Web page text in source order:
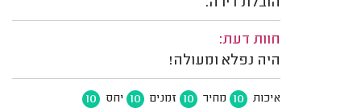
הובלת דירה.
חוות דעת:
היה נפלא ומעולה!
איכות 10 מחיר 10 זמנים 10 יחס 10